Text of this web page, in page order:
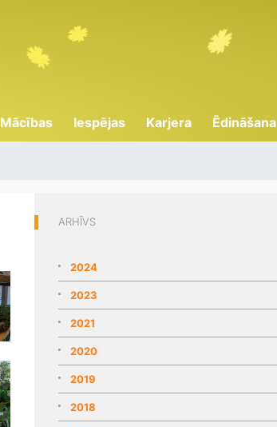
Mācības Iespējas Karjera Ēdināšana
ARHĪVS
2024
2023
2021
2020
2019
2018